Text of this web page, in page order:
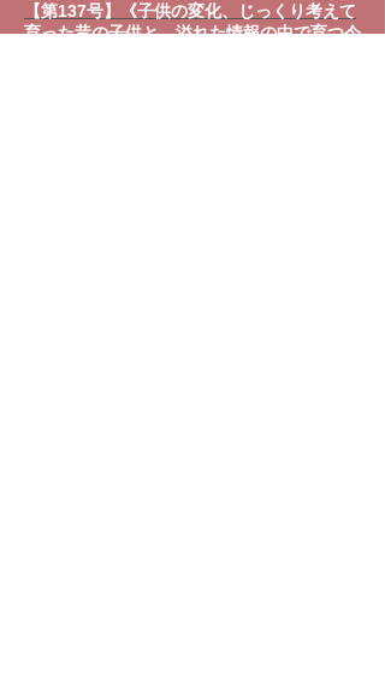
【第137号】《子供の変化、じっくり考えて
育った昔の子供と、溢れた情報の中で育つ今